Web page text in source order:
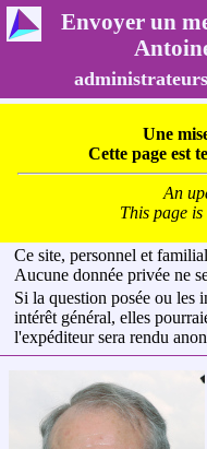
Envoyer un
Une
Cette page est
An
This page
Ce site, personnel et
Aucune donnée privée ne
Si la question posée ou les
intérêt général, elles
l'expéditeur sera rendu